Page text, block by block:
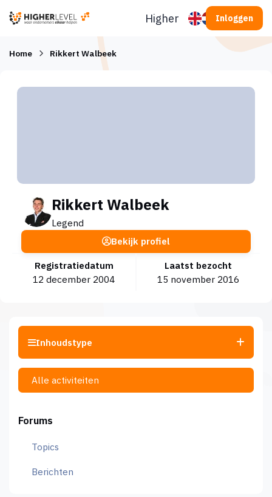
Higherlevel Inloggen
Home Rikkert Walbeek
Rikkert Walbeek
Legend
Registratiedatum
12 december 2004
Laatst bezocht
15 november 2016
Bekijk profiel
Inhoudstype
Alle activiteiten
Forums
Topics
Berichten